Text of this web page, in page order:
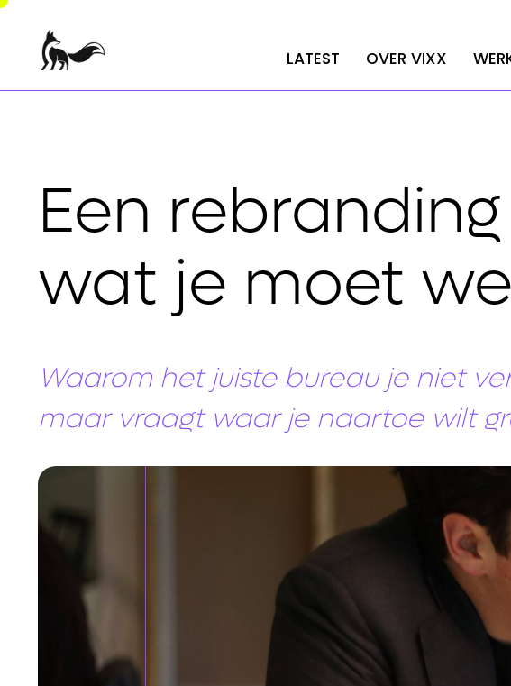
LATEST OVER VIXX
LATEST OVER VIXX
Een
wat je moet
Waarom het juiste bureau je niet
maar vraagt waar je naartoe wilt